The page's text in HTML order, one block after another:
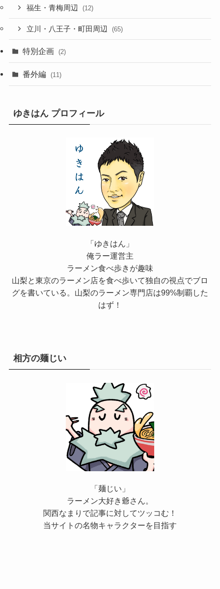
福生・青梅周辺 (12)
立川・八王子・町田周辺 (65)
特別企画 (2)
番外編 (11)
ゆきはん プロフィール
「ゆきはん」
俺ラー運営主
ラーメン食べ歩きが趣味
山梨と東京のラーメン店を食べ歩いて独自の視点でブロ
グを書いている。山梨のラーメン専門店は99%制覇した
はず！
相方の麺じい
「麺じい」
ラーメン大好き爺さん。
関西なまりで記事に対してツッコむ！
当サイトの名物キャラクターを目指す